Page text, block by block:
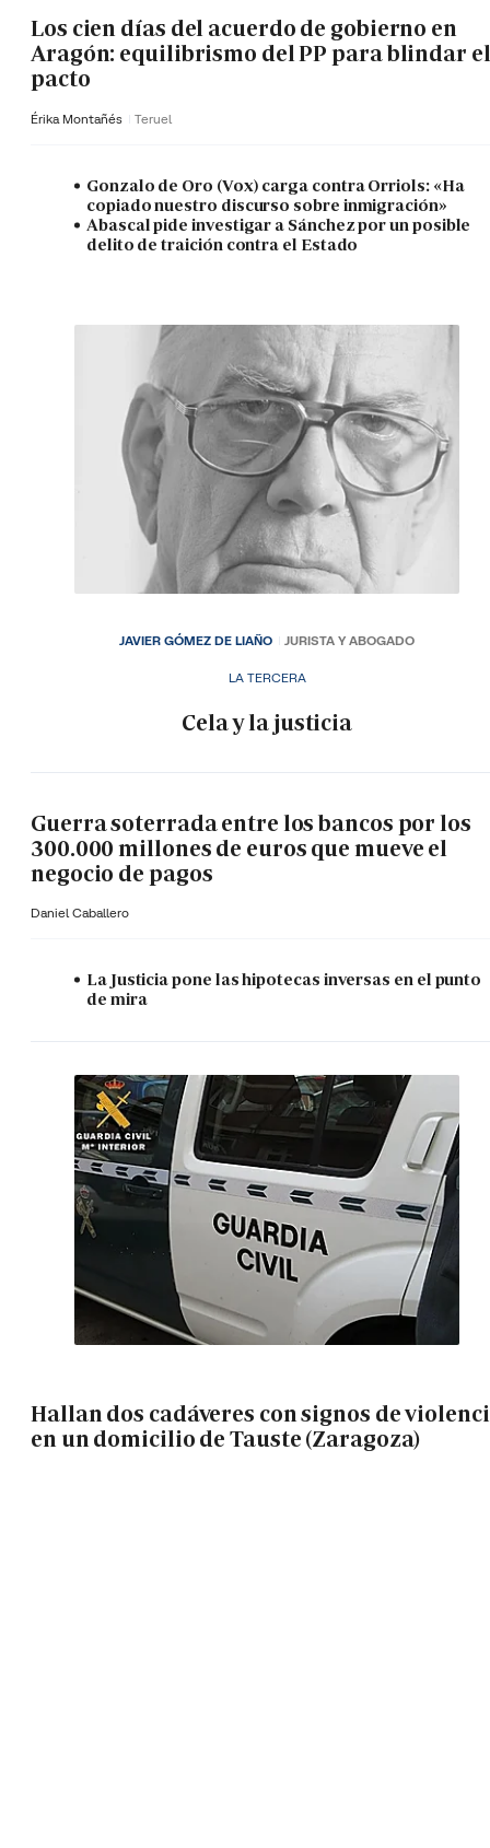
Los cien días del acuerdo de gobierno en
Aragón: equilibrismo del PP para blindar el
pacto
Érika Montañés Teruel
Gonzalo de Oro (Vox) carga contra Orriols: «Ha
copiado nuestro discurso sobre inmigración»
Abascal pide investigar a Sánchez por un posible
delito de traición contra el Estado
LA TERCERA
Cela y la justicia
JAVIER GÓMEZ DE LIAÑO JURISTA Y ABOGADO
Guerra soterrada entre los bancos por los
300.000 millones de euros que mueve el
negocio de pagos
Daniel Caballero
La Justicia pone las hipotecas inversas en el punto
de mira
Hallan dos cadáveres con signos de
en un domicilio de Tauste (Zaragoza)